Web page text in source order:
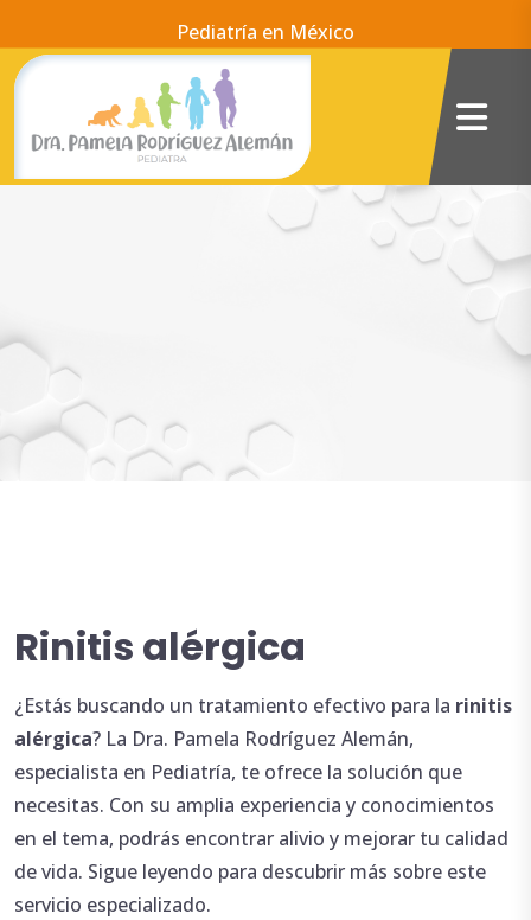
Pediatría en México
Rinitis alérgica
¿Estás buscando un tratamiento efectivo para la rinitis
alérgica? La Dra. Pamela Rodríguez Alemán,
especialista en Pediatría, te ofrece la solución que
necesitas. Con su amplia experiencia y conocimientos
en el tema, podrás encontrar alivio y mejorar tu calidad
de vida. Sigue leyendo para descubrir más sobre este
servicio especializado.